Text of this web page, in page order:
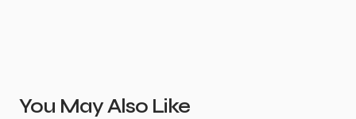
You May Also Like